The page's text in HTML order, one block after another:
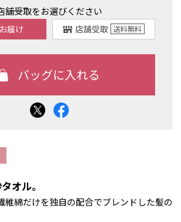
舗受取をお選びください
届け 店舗受取 送料無料
オル。
維綿だけを独自の配合でブレンドした髪の